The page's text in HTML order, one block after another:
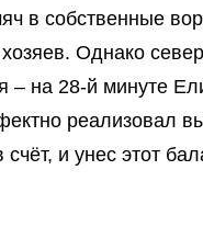
в собственные
хозяев. Однако
– на 28-й минуте
реализовал
и унес этот